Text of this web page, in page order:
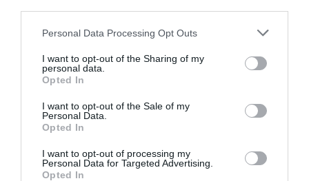
Personal Data Processing Opt Outs
I want to opt-out of the Sharing of my
personal data.
Opted In
I want to opt-out of the Sale of my
Personal Data.
Opted In
I want to opt-out of processing my
Personal Data for Targeted Advertising.
Opted In